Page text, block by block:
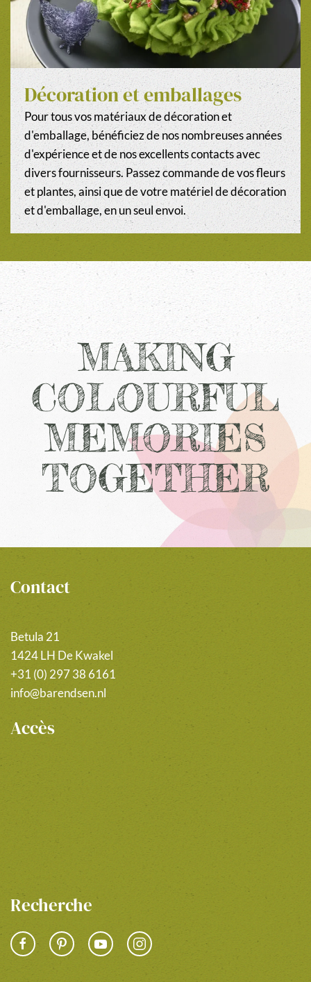
Décoration et emballages
Pour tous vos matériaux de décoration et
d'emballage, bénéficiez de nos nombreuses années
d'expérience et de nos excellents contacts avec
divers fournisseurs. Passez commande de vos fleurs
et plantes, ainsi que de votre matériel de décoration
et d'emballage, en un seul envoi.
MAKING
COLOURFUL
MEMORIES
TOGETHER
Contact
Betula 21
1424 LH De Kwakel
+31 (0) 297 38 6161
info@barendsen.nl
Accès
Recherche